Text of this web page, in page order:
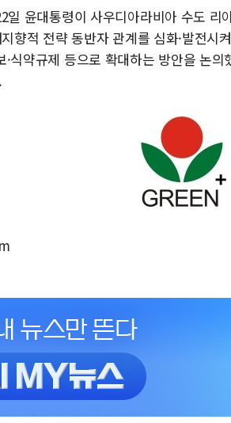
일 윤대통령이 사우디아라비아 수도
향적 전략 동반자 관계를 심화·발전시
·식약규제 등으로 확대하는 방안을 논